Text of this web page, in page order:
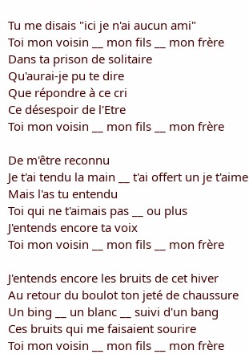
s
o
n
Tu me disais "ici je n'ai aucun ami"
Toi mon voisin __ mon fils __ mon frère
Dans ta prison de solitaire
Qu'aurai-je pu te dire
Que répondre à ce cri
Ce désespoir de l'Etre
Toi mon voisin __ mon fils __ mon frère
De m'être reconnu
Je t'ai tendu la main __ t'ai offert un je t'aime
Mais l'as tu entendu
Toi qui ne t'aimais pas __ ou plus
J'entends encore ta voix
Toi mon voisin __ mon fils __ mon frère
J'entends encore les bruits de cet hiver
Au retour du boulot ton jeté de chaussure
Un bing __ un blanc __ suivi d'un bang
Ces bruits qui me faisaient sourire
Toi mon voisin __ mon fils __ mon frère